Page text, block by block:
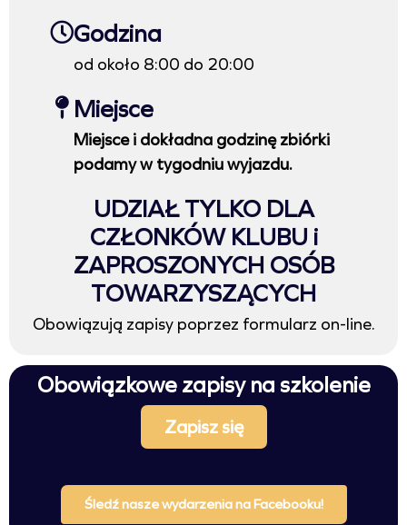
Godzina
od około 8:00 do 20:00
Miejsce
Miejsce i dokładna godzinę zbiórki
podamy w tygodniu wyjazdu.
UDZIAŁ TYLKO DLA
CZŁONKÓW KLUBU i
ZAPROSZONYCH OSÓB
TOWARZYSZĄCYCH
Obowiązują zapisy poprzez formularz on-line.
Obowiązkowe zapisy na szkolenie
Zapisz się
Śledź nasze wydarzenia na Facebooku!